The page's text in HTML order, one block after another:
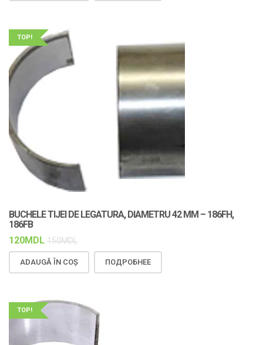
TOP!
BUCHELE TIJEI DE LEGATURA, DIAMETRU 42 MM – 186FH,
186FB
120MDL 150MDL
ADAUGĂ ÎN COȘ ПОДРОБНЕЕ
TOP!